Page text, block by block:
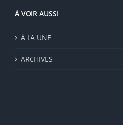
À VOIR AUSSI
À LA UNE
ARCHIVES